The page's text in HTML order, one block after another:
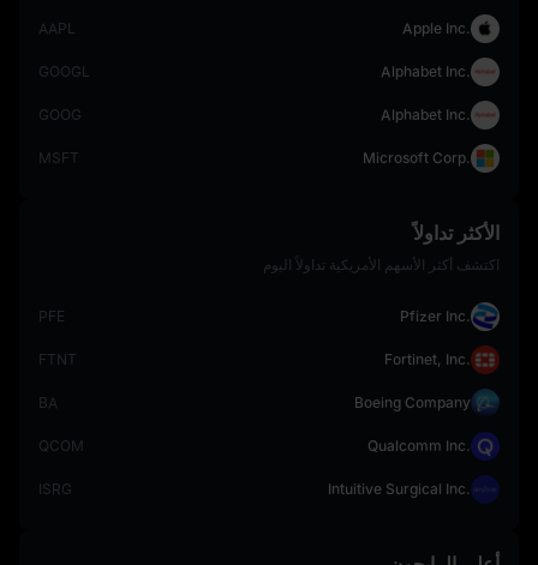
Apple Inc.
AAPL
Alphabet Inc.
GOOGL
Alphabet Inc.
GOOG
Microsoft Corp.
MSFT
الأكثر تداولاً
اكتشف أكثر الأسهم الأمريكية تداولاً اليوم
Pfizer Inc.
PFE
Fortinet, Inc.
FTNT
Boeing Company
BA
Qualcomm Inc.
QCOM
Intuitive Surgical Inc.
ISRG